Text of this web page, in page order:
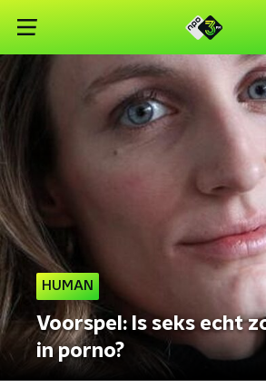
HUMAN
Voorspel: Is seks echt
in porno?